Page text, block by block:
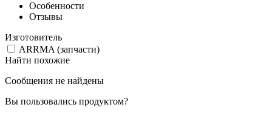
Особенности
Отзывы
Изготовитель
ARRMA (запчасти)
Найти похожие
Сообщения не найдены
Вы пользовались продуктом?